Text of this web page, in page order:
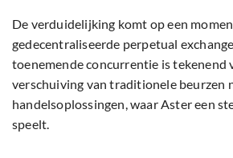
De verduidelijking komt op een
gedecentraliseerde perpetual
toenemende concurrentie is tekenend
verschuiving van traditionele beurzen
handelsoplossingen, waar Aster een
speelt.